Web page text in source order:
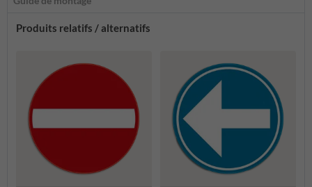
Produits relatifs / alternatifs